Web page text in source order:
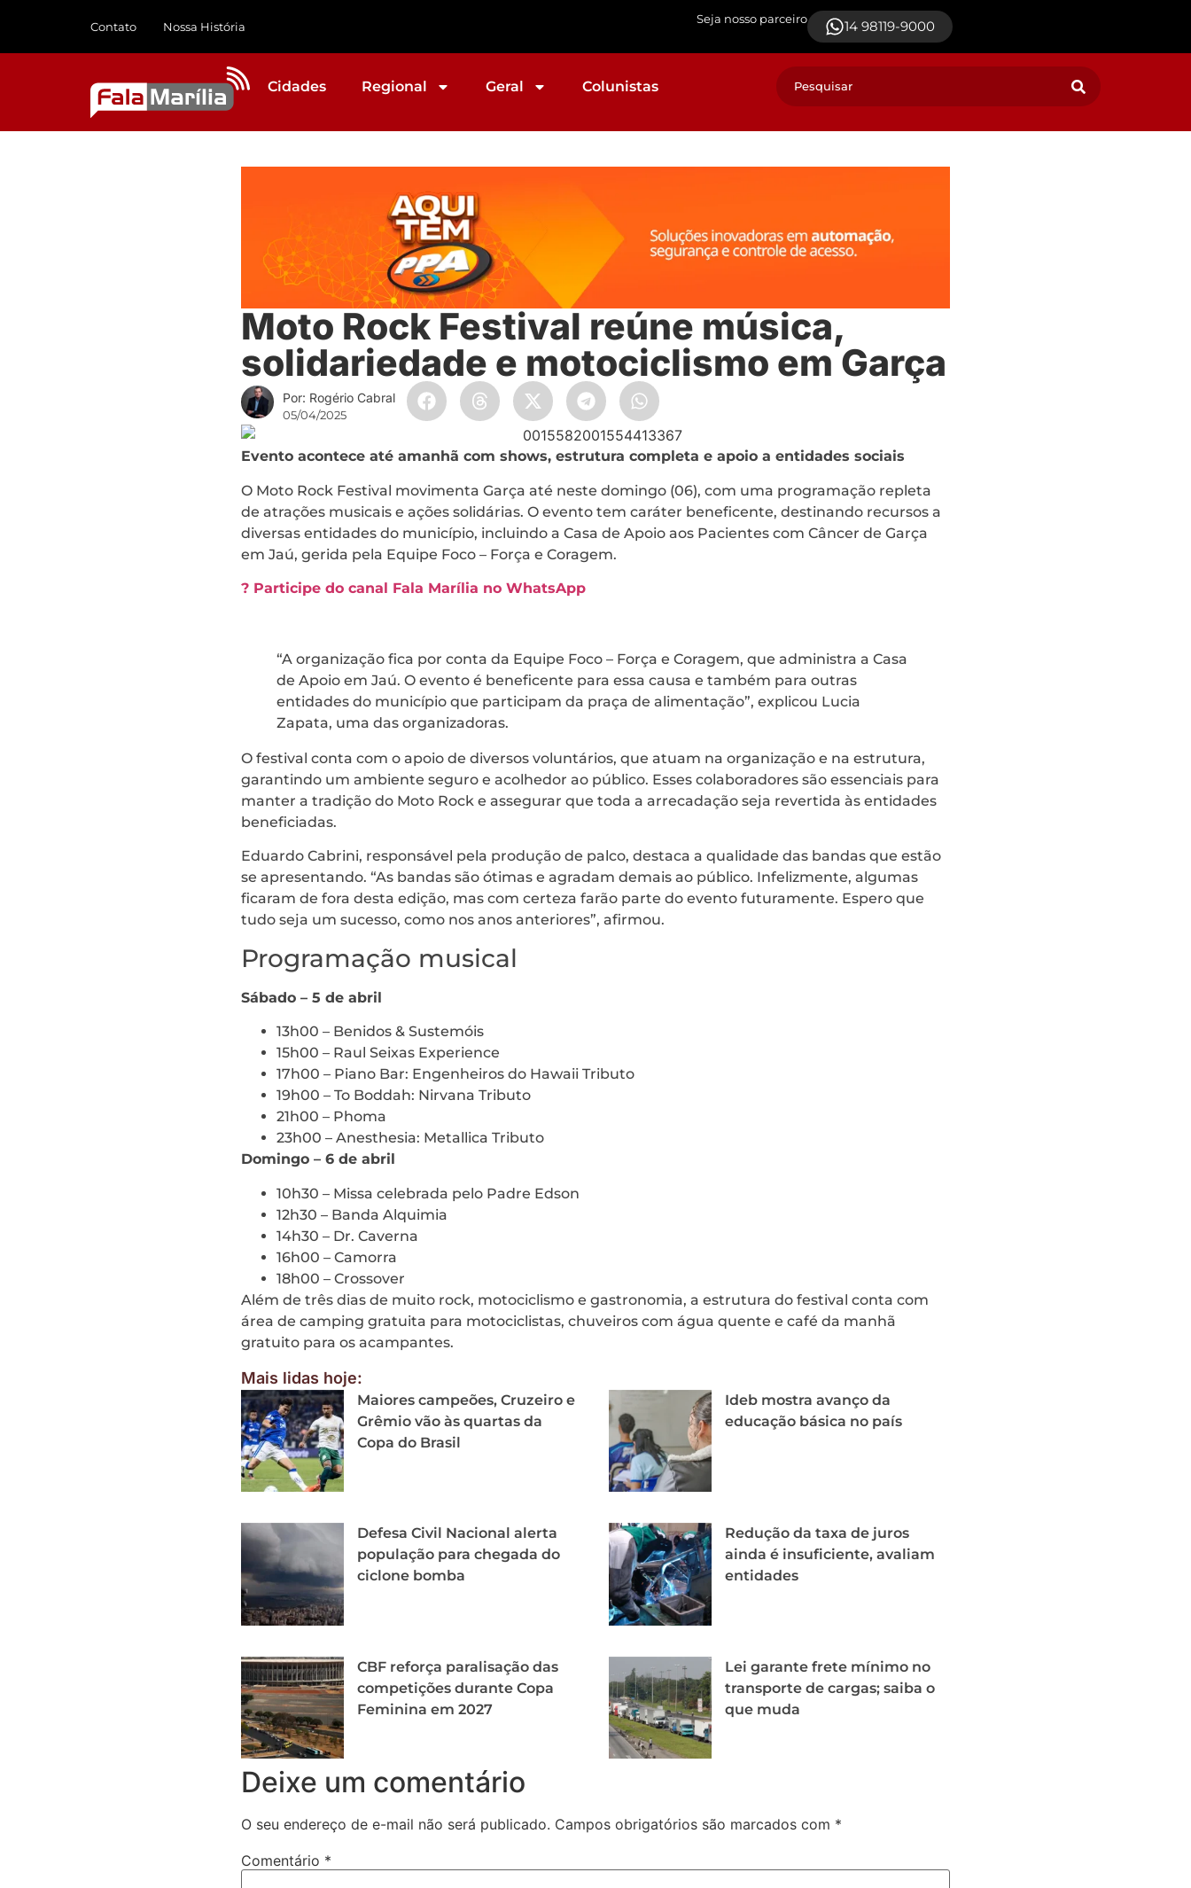
Contato Nossa História
Seja nosso parceiro 14 98119-9000
Cidades Regional Geral Colunistas
Moto Rock Festival reúne música,
solidariedade e motociclismo em Garça
Por: Rogério Cabral
05/04/2025
Evento acontece até amanhã com shows, estrutura completa e apoio a entidades sociais
O Moto Rock Festival movimenta Garça até neste domingo (06), com uma programação repleta
de atrações musicais e ações solidárias. O evento tem caráter beneficente, destinando recursos a
diversas entidades do município, incluindo a Casa de Apoio aos Pacientes com Câncer de Garça
em Jaú, gerida pela Equipe Foco – Força e Coragem.
? Participe do canal Fala Marília no WhatsApp
“A organização fica por conta da Equipe Foco – Força e Coragem, que administra a Casa
de Apoio em Jaú. O evento é beneficente para essa causa e também para outras
entidades do município que participam da praça de alimentação”, explicou Lucia
Zapata, uma das organizadoras.
O festival conta com o apoio de diversos voluntários, que atuam na organização e na estrutura,
garantindo um ambiente seguro e acolhedor ao público. Esses colaboradores são essenciais para
manter a tradição do Moto Rock e assegurar que toda a arrecadação seja revertida às entidades
beneficiadas.
Eduardo Cabrini, responsável pela produção de palco, destaca a qualidade das bandas que estão
se apresentando. “As bandas são ótimas e agradam demais ao público. Infelizmente, algumas
ficaram de fora desta edição, mas com certeza farão parte do evento futuramente. Espero que
tudo seja um sucesso, como nos anos anteriores”, afirmou.
Programação musical
Sábado – 5 de abril
13h00 – Benidos & Sustemóis
15h00 – Raul Seixas Experience
17h00 – Piano Bar: Engenheiros do Hawaii Tributo
19h00 – To Boddah: Nirvana Tributo
21h00 – Phoma
23h00 – Anesthesia: Metallica Tributo
Domingo – 6 de abril
10h30 – Missa celebrada pelo Padre Edson
12h30 – Banda Alquimia
14h30 – Dr. Caverna
16h00 – Camorra
18h00 – Crossover
Além de três dias de muito rock, motociclismo e gastronomia, a estrutura do festival conta com
área de camping gratuita para motociclistas, chuveiros com água quente e café da manhã
gratuito para os acampantes.
Mais lidas hoje:
Maiores campeões, Cruzeiro e
Grêmio vão às quartas da
Copa do Brasil
Ideb mostra avanço da
educação básica no país
Defesa Civil Nacional alerta
população para chegada do
ciclone bomba
Redução da taxa de juros
ainda é insuficiente, avaliam
entidades
CBF reforça paralisação das
competições durante Copa
Feminina em 2027
Lei garante frete mínimo no
transporte de cargas; saiba o
que muda
Deixe um comentário
O seu endereço de e-mail não será publicado. Campos obrigatórios são marcados com *
Comentário *